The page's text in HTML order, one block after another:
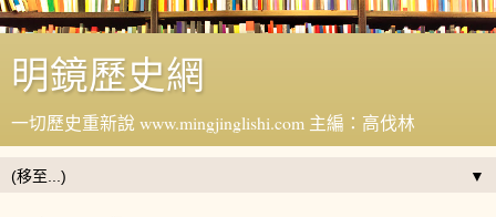
明鏡歷史網
一切歷史重新說 www.mingjinglishi.com 主編：高伐林
▼